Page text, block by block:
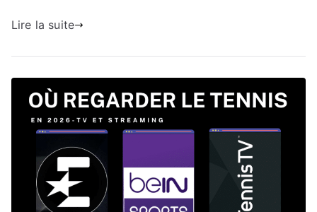
Lire la suite